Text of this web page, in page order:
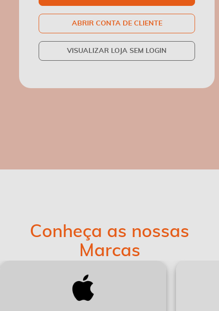
ABRIR CONTA DE CLIENTE
VISUALIZAR LOJA SEM LOGIN
Conheça as nossas
Marcas